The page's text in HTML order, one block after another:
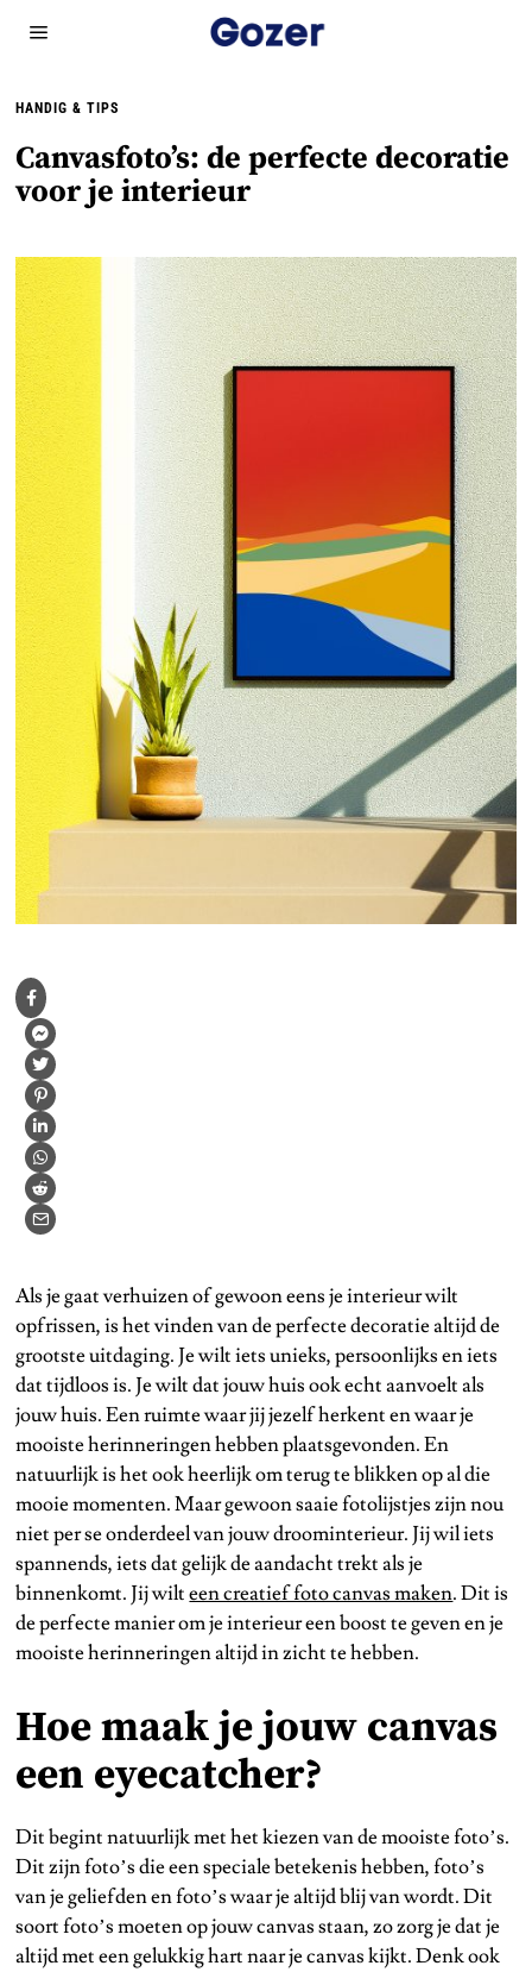
HANDIG & TIPS
Canvasfoto’s: de perfecte decoratie
voor je interieur
Als je gaat verhuizen of gewoon eens je interieur wilt
opfrissen, is het vinden van de perfecte decoratie altijd de
grootste uitdaging. Je wilt iets unieks, persoonlijks en iets
dat tijdloos is. Je wilt dat jouw huis ook echt aanvoelt als
jouw huis. Een ruimte waar jij jezelf herkent en waar je
mooiste herinneringen hebben plaatsgevonden. En
natuurlijk is het ook heerlijk om terug te blikken op al die
mooie momenten. Maar gewoon saaie fotolijstjes zijn nou
niet per se onderdeel van jouw droominterieur. Jij wil iets
spannends, iets dat gelijk de aandacht trekt als je
binnenkomt. Jij wilteen creatief foto canvas maken. Dit is
de perfecte manier om je interieur een boost te geven en je
mooiste herinneringen altijd in zicht te hebben.
Hoe maak je jouw canvas
een eyecatcher?
Dit begint natuurlijk met het kiezen van de mooiste foto’s.
Dit zijn foto’s die een speciale betekenis hebben, foto’s
van je geliefden en foto’s waar je altijd blij van wordt. Dit
soort foto’s moeten op jouw canvas staan, zo zorg je dat je
altijd met een gelukkig hart naar je canvas kijkt. Denk ook